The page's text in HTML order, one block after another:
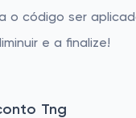
o código ser
e a finalize!
Tng